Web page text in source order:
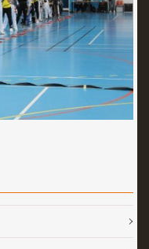
|Aktualizováno: 22. 7. 2026|